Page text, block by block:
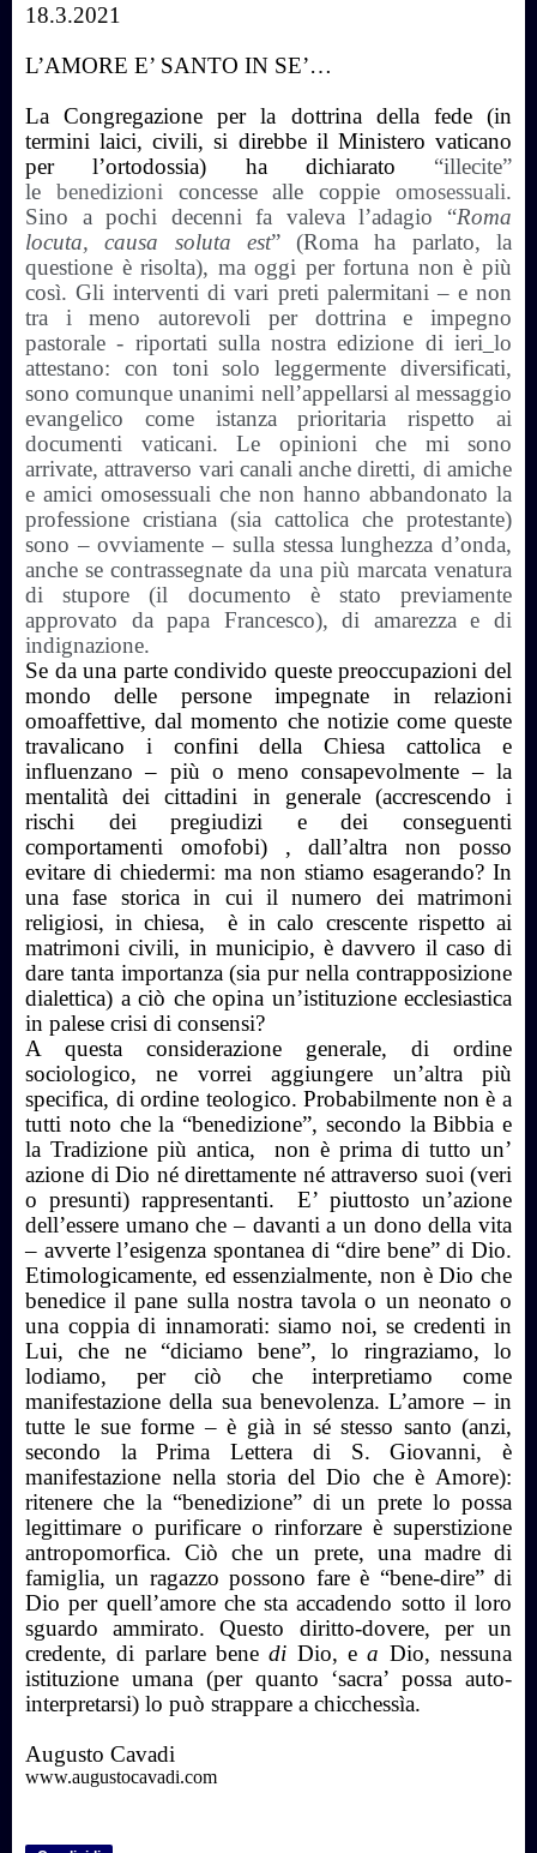
18.3.2021
L’AMORE E’ SANTO IN SE’…
La Congregazione per la dottrina della fede (in
termini laici, civili, si direbbe il Ministero vaticano
per l’ortodossia) ha dichiarato “illecite”
le benedizioni concesse alle coppieomosessuali.
Sino a pochi decenni fa valeva l’adagio “Roma
locuta, causa soluta est” (Roma ha parlato, la
questione è risolta), ma oggi per fortuna non è più
così. Gli interventi di vari preti palermitani – e non
tra i meno autorevoli per dottrina e impegno
pastorale - riportati sulla nostra edizione di ieri lo
attestano: con toni solo leggermente diversificati,
sono comunque unanimi nell’appellarsi al messaggio
evangelico come istanza prioritaria rispetto ai
documenti vaticani. Le opinioni che mi sono
arrivate, attraverso vari canali anche diretti, di amiche
e amici omosessuali che non hanno abbandonato la
professione cristiana (sia cattolica che protestante)
sono – ovviamente – sulla stessa lunghezza d’onda,
anche se contrassegnate da una più marcata venatura
di stupore (il documento è stato previamente
approvato da papa Francesco), di amarezza e di
indignazione.
Se da una parte condivido queste preoccupazioni del
mondo delle persone impegnate in relazioni
omoaffettive, dal momento che notizie come queste
travalicano i confini della Chiesa cattolica e
influenzano – più o meno consapevolmente – la
mentalità dei cittadini in generale (accrescendo i
rischi dei pregiudizi e dei conseguenti
comportamenti omofobi) , dall’altra non posso
evitare di chiedermi: ma non stiamo esagerando? In
una fase storica in cui il numero dei matrimoni
religiosi, in chiesa, è in calo crescente rispetto ai
matrimoni civili, in municipio, è davvero il caso di
dare tanta importanza (sia pur nella contrapposizione
dialettica) a ciò che opina un’istituzione ecclesiastica
in palese crisi di consensi?
A questa considerazione generale, di ordine
sociologico, ne vorrei aggiungere un’altra più
specifica, di ordine teologico. Probabilmente non è a
tutti noto che la “benedizione”, secondo la Bibbia e
la Tradizione più antica, non è prima di tutto un’
azione di Dio né direttamente né attraverso suoi (veri
o presunti) rappresentanti. E’ piuttosto un’azione
dell’essere umano che – davanti a un dono della vita
– avverte l’esigenza spontanea di “dire bene” di Dio.
Etimologicamente, ed essenzialmente, non è Dio che
benedice il pane sulla nostra tavola o un neonato o
una coppia di innamorati: siamo noi, se credenti in
Lui, che ne “diciamo bene”, lo ringraziamo, lo
lodiamo, per ciò che interpretiamo come
manifestazione della sua benevolenza. L’amore – in
tutte le sue forme – è già in sé stesso santo (anzi,
secondo la Prima Lettera di S. Giovanni, è
manifestazione nella storia del Dio che è Amore):
ritenere che la “benedizione” di un prete lo possa
legittimare o purificare o rinforzare è superstizione
antropomorfica. Ciò che un prete, una madre di
famiglia, un ragazzo possono fare è “bene-dire” di
Dio per quell’amore che sta accadendo sotto il loro
sguardo ammirato. Questo diritto-dovere, per un
credente, di parlare benedi Dio, ea Dio, nessuna
istituzione umana (per quanto ‘sacra’ possa auto-
interpretarsi) lo può strappare a chicchessìa.
Augusto Cavadi
www.augustocavadi.com